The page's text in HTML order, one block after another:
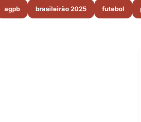
agpb brasileirão 2025 futebol